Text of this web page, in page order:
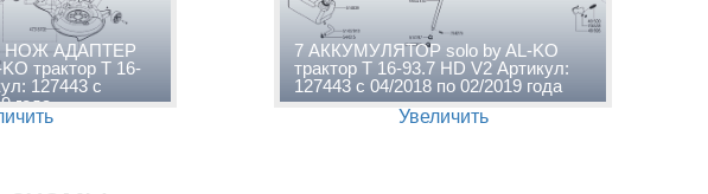
НОЖ АДАПТЕР
трактор T 16-
127443 с
года
7 АККУМУЛЯТОР solo by AL-KO
трактор T 16-93.7 HD V2 Артикул:
127443 с 04/2018 по 02/2019 года
Увеличить